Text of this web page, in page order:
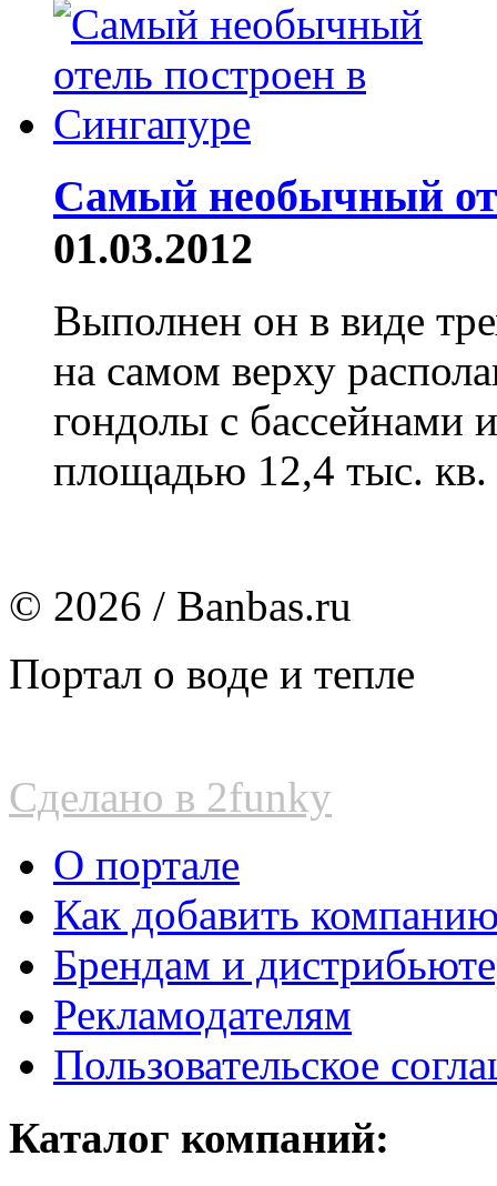
Самый необычный
01.03.2012
Выполнен он в виде
на самом верху
гондолы с бассейнами
площадью 12,4 тыс.
© 2026 / Banbas.ru
Портал о воде и тепле
Сделано в 2funky
О портале
Как добавить
Брендам и
Рекламодателям
Пользовательское
Каталог компаний: